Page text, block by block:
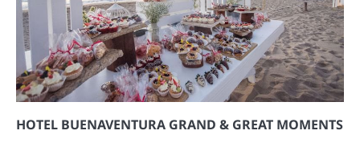
HOTEL BUENAVENTURA GRAND & GREAT MOMENTS